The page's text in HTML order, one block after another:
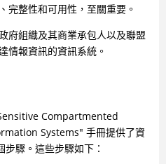
完整性和可用性，至關重要。
府組織及其商業承包人以及聯盟
情報資訊的資訊系統。
Compartmented
Systems" 手冊提供了資
驟。這些步驟如下：